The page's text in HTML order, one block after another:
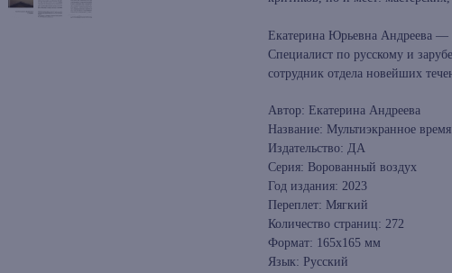
Екатерина Юрьевна Андреева —
Специалист по русскому и
сотрудник отдела новейших
Автор: Екатерина Андреева
Название: Мультиэкранное
Издательство: ДА
Серия: Ворованный воздух
Год издания: 2023
Переплет: Мягкий
Количество страниц: 272
Формат: 165x165 мм
Язык: Русский